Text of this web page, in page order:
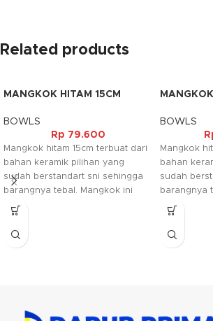
Related products
MANGKOK HITAM 15CM
BOWLS
Rp 79.600
Mangkok hitam 15cm terbuat dari
bahan keramik pilihan yang
sudah berstandart sni sehingga
barangnya tebal. Mangkok ini
tersedia dalam warna hitam kilap
yang menambah kesan elegant
pada barangnya.
BOWLS
Mangkok
bahan
sudah
barangnya
tersedia
yang
pada